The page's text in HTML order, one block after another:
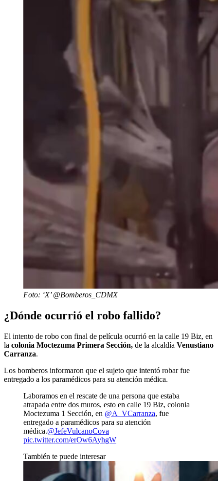
Foto: ‘X’ @Bomberos_CDMX
¿Dónde ocurrió el robo fallido?
El intento de robo con final de película ocurrió en la calle 19 Biz, en
la colonia Moctezuma Primera Sección, de la alcaldía Venustiano
Carranza.
Los bomberos informaron que el sujeto que intentó robar fue
entregado a los paramédicos para su atención médica.
Laboramos en el rescate de una persona que estaba
atrapada entre dos muros, esto en calle 19 Biz, colonia
Moctezuma 1 Sección, en @A_VCarranza, fue
entregado a paramédicos para su atención
médica.@JefeVulcanoCova
pic.twitter.com/erOw6AyhgW
También te puede interesar